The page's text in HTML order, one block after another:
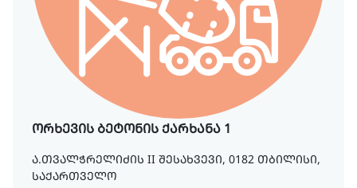
ორხევის ბეტონის ქარხანა 1
ა.თვალჭრელიძის II შესახვევი, 0182 თბილისი,
საქართველო